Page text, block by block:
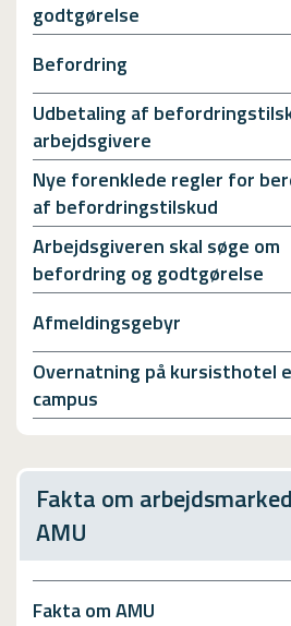
godtgørelse
Befordring
Udbetaling af
arbejdsgivere
Nye forenklede regler for
af befordringstilskud
Arbejdsgiveren skal søge om
befordring og godtgørelse
Afmeldingsgebyr
Overnatning på kursisthotel
campus
Fakta om
AMU
Fakta om AMU